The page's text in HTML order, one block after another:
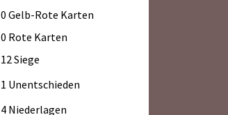
0 Gelb-Rote Karten
0 Rote Karten
12 Siege
1 Unentschieden
4 Niederlagen